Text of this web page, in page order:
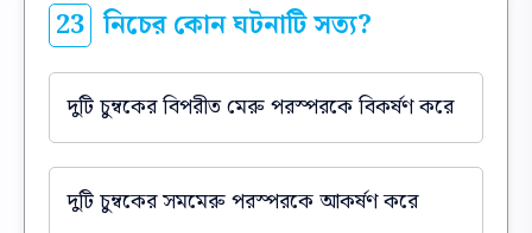
23 নিচের কোন ঘটনাটি সত্য?
দুটি চুম্বকের বিপরীত মেরু পরস্পরকে বিকর্ষণ করে
দুটি চুম্বকের সমমেরু পরস্পরকে আকর্ষণ করে